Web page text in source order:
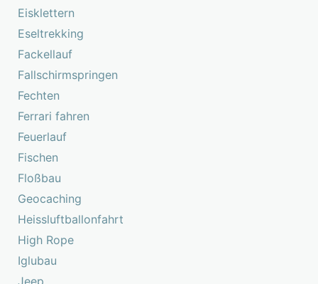
Eisklettern
Eseltrekking
Fackellauf
Fallschirmspringen
Fechten
Ferrari fahren
Feuerlauf
Fischen
Floßbau
Geocaching
Heissluftballonfahrt
High Rope
Iglubau
Jeep